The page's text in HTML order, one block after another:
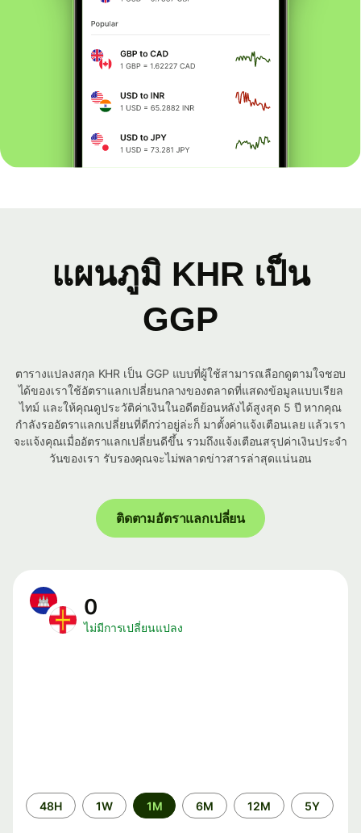
แผนภูมิ KHR เป็น
GGP
ตารางแปลงสกุล KHR เป็น GGP แบบที่ผู้ใช้สามารถเลือกดูตามใจชอบ
ได้ของเราใช้อัตราแลกเปลี่ยนกลางของตลาดที่แสดงข้อมูลแบบเรียล
ไทม์ และให้คุณดูประวัติค่าเงินในอดีตย้อนหลังได้สูงสุด 5 ปี หากคุณ
กำลังรออัตราแลกเปลี่ยนที่ดีกว่าอยู่ล่ะก็ มาตั้งค่าแจ้งเตือนเลย แล้วเรา
จะแจ้งคุณเมื่ออัตราแลกเปลี่ยนดีขึ้น รวมถึงแจ้งเตือนสรุปค่าเงินประจำ
วันของเรา รับรองคุณจะไม่พลาดข่าวสารล่าสุดแน่นอน
ติดตามอัตราแลกเปลี่ยน
0
ไม่มีการเปลี่ยนแปลง
ระยะ
เวลา
48H 1W 1M 6M 12M 5Y